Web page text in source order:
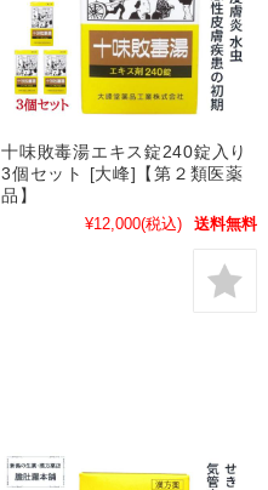
十味敗毒湯エキス錠240錠入り
3個セット [大峰]【第２類医薬
品】
¥12,000(税込) 送料無料